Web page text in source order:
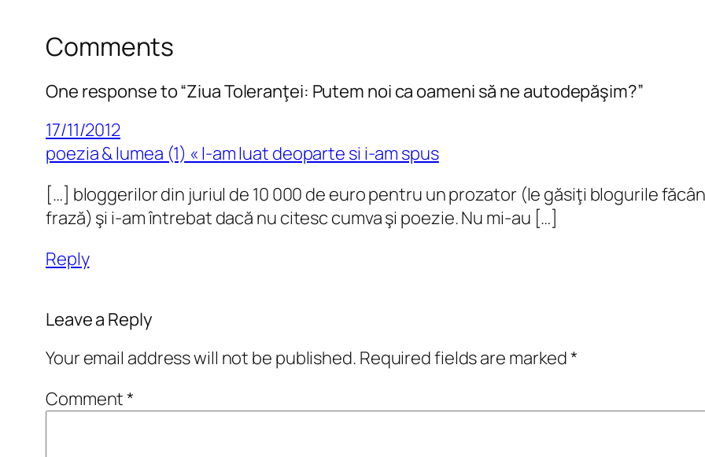
Comments
One response to “Ziua Toleranţei: Putem noi ca oameni să ne autodepăşim?”
17/11/2012
poezia & lumea (1) « l-am luat deoparte si i-am spus
[…] bloggerilor din juriul de 10 000 de euro pentru un prozator (le găsiţi blogurile
frază) şi i-am întrebat dacă nu citesc cumva şi poezie. Nu mi-au […]
Reply
Leave a Reply
Your email address will not be published. Required fields are marked*
Comment*